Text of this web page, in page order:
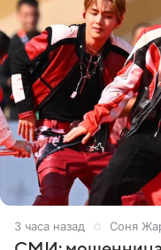
3 часа назад Соня